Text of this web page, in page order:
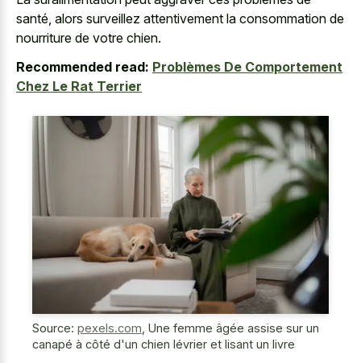
santé, alors surveillez attentivement la consommation de
nourriture de votre chien.
Recommended read: Problèmes De Comportement
Chez Le Rat Terrier
Source: pexels.com Une femme âgée assise sur un
canapé à côté d'un chien lévrier et lisant un livre